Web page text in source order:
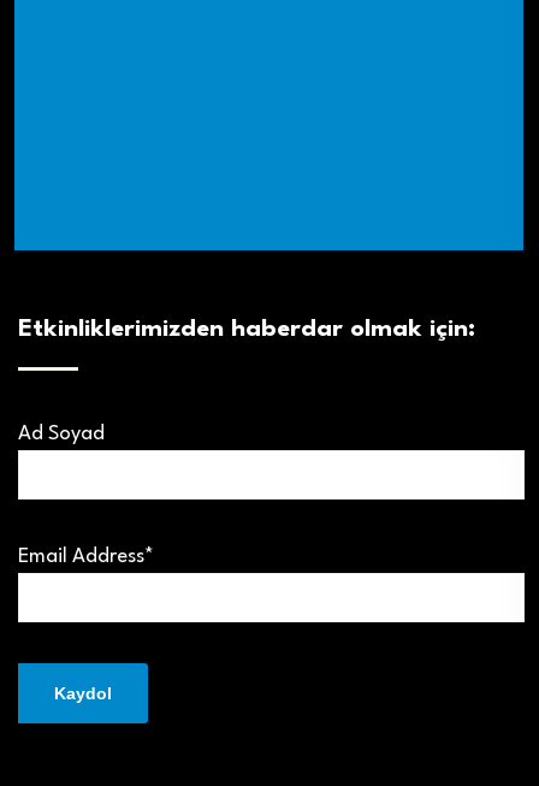
Etkinliklerimizden haberdar olmak için:
Ad Soyad
Email Address*